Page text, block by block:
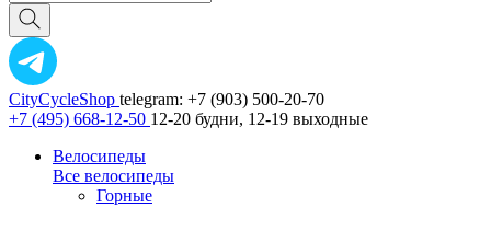
CityCycleShop telegram: +7 (903) 500-20-70
+7 (495) 668-12-50 12-20 будни, 12-19 выходные
Велосипеды
Все велосипеды
Горные